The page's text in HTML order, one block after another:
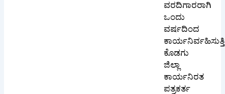
ವರದಿಗಾರರಾಗಿ
ಒಂದು
ವರ್ಷದಿಂದ
ಕೊಡಗು
ಜಿಲ್ಲಾ
ಕಾರ್ಯನಿರತ
ಪತ್ರಕರ್ತ